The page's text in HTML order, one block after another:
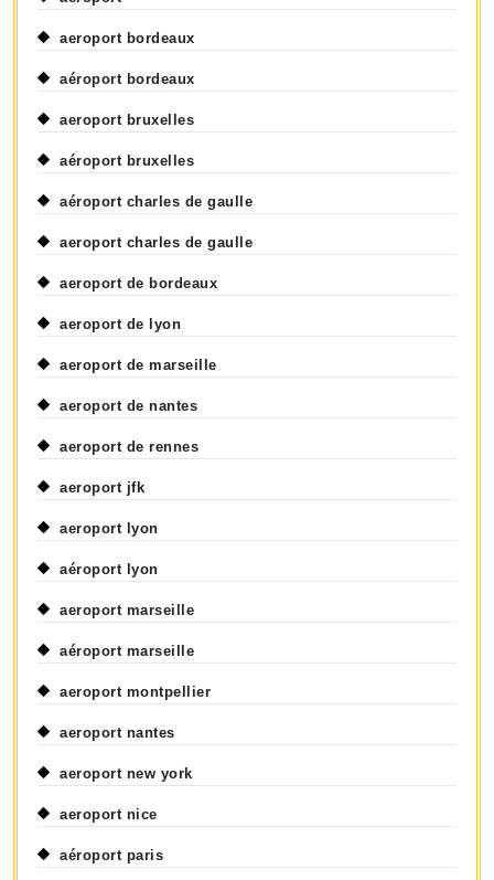
aeroport bordeaux
aéroport bordeaux
aeroport bruxelles
aéroport bruxelles
aéroport charles de gaulle
aeroport charles de gaulle
aeroport de bordeaux
aeroport de lyon
aeroport de marseille
aeroport de nantes
aeroport de rennes
aeroport jfk
aeroport lyon
aéroport lyon
aeroport marseille
aéroport marseille
aeroport montpellier
aeroport nantes
aeroport new york
aeroport nice
aéroport paris